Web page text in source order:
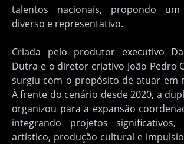
talentos nacionais, propondo
diverso e representativo.
Criada pelo produtor executivo
Dutra e o diretor criativo João Pedro
surgiu com o propósito de atuar em
À frente do cenário desde 2020, a
organizou para a expansão
integrando projetos significativos,
artístico, produção cultural e